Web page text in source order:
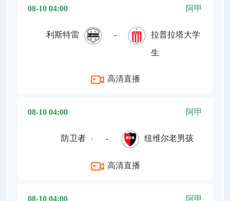
08-10 04:00 阿甲
利斯特雷 - 拉普拉塔大学
生
高清直播
08-10 04:00 阿甲
防卫者 - 纽维尔老男孩
高清直播
08-10 04:00 阿甲